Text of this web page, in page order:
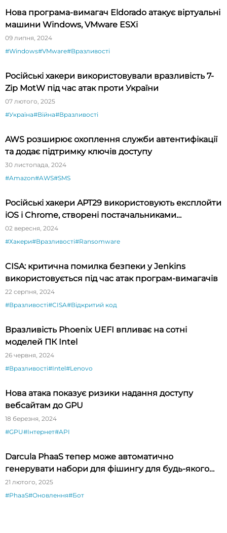
Нова програма-вимагач Eldorado атакує віртуальні
машини Windows, VMware ESXi
09 липня, 2024
#Windows#VMware#Вразливості
Російські хакери використовували вразливість 7-
Zip MotW під час атак проти України
07 лютого, 2025
#Україна#Війна#Вразливості
AWS розширює охоплення служби автентифікації
та додає підтримку ключів доступу
30 листопада, 2024
#Amazon#AWS#SMS
Російські хакери APT29 використовують експлойти
iOS і Chrome, створені постачальниками
шпигунського ПЗ
02 вересня, 2024
#Хакери#Вразливості#Ransomware
CISA: критична помилка безпеки у Jenkins
використовується під час атак програм-вимагачів
22 серпня, 2024
#Вразливості#CISA#Відкритий код
Вразливість Phoenix UEFI впливає на сотні
моделей ПК Intel
26 червня, 2024
#Вразливості#Intel#Lenovo
Нова атака показує ризики надання доступу
вебсайтам до GPU
18 березня, 2024
#GPU#Інтернет#API
Darcula PhaaS тепер може автоматично
генерувати набори для фішингу для будь-якого
бренду
21 лютого, 2025
#PhaaS#Оновлення#Бот